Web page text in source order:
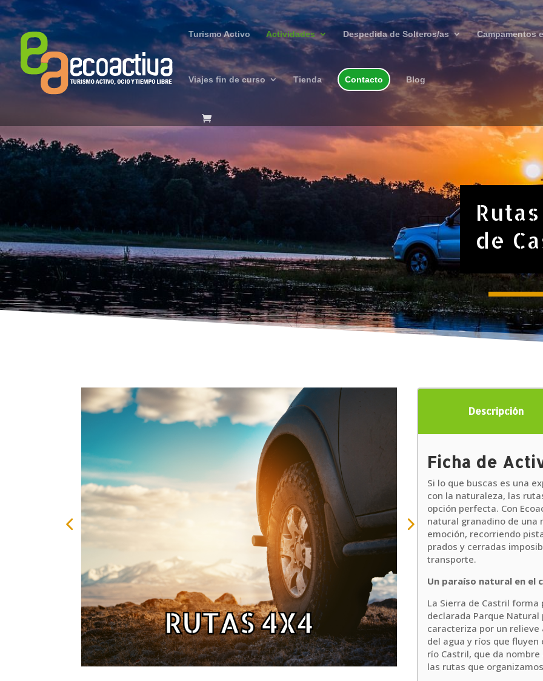
Turismo Activo Actividades Despedida de Solteros/as Campamentos
Viajes fin de curso Tienda Contacto Blog
de
Descripción
Ficha de
Si lo que buscas es una
con la naturaleza, las
opción perfecta. Con
natural granadino de una
emoción, recorriendo
prados y cerradas
transporte.
Un paraíso natural en el
La Sierra de Castril
declarada Parque
caracteriza por un
del agua y ríos que
río Castril, que da
las rutas que